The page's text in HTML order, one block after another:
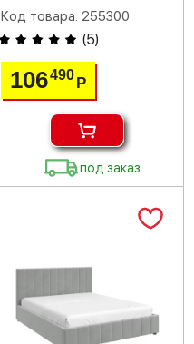
Код товара: 255300
(5)
106490 Р
под заказ